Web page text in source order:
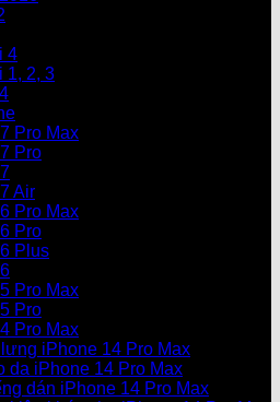
4
1, 2, 3
Pro Max
Pro
Air
Pro Max
Pro
Plus
Pro Max
Pro
Pro Max
iPhone 14 Pro Max
da iPhone 14 Pro Max
dán iPhone 14 Pro Max